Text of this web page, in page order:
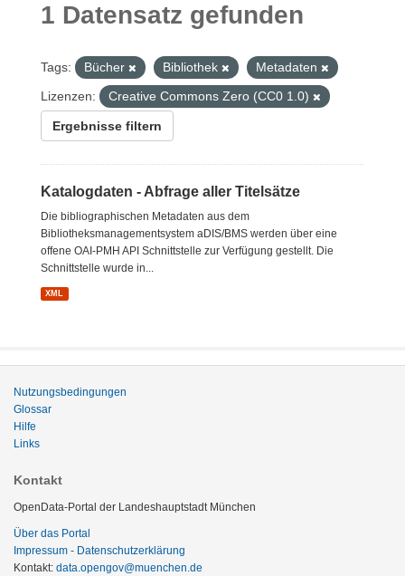
1 Datensatz gefunden
Tags: Bücher Bibliothek
Metadaten
Lizenzen:
Creative Commons Zero (CC0 1.0)
Ergebnisse filtern
Katalogdaten - Abfrage aller Titelsätze
Die bibliographischen Metadaten aus dem
Bibliotheksmanagementsystem aDIS/BMS werden über eine
offene OAI-PMH API Schnittstelle zur Verfügung gestellt. Die
Schnittstelle wurde in...
XML
Nutzungsbedingungen
Glossar
Hilfe
Links
Kontakt
OpenData-Portal der Landeshauptstadt München
Über das Portal
Impressum - Datenschutzerklärung
Kontakt: data.opengov@muenchen.de